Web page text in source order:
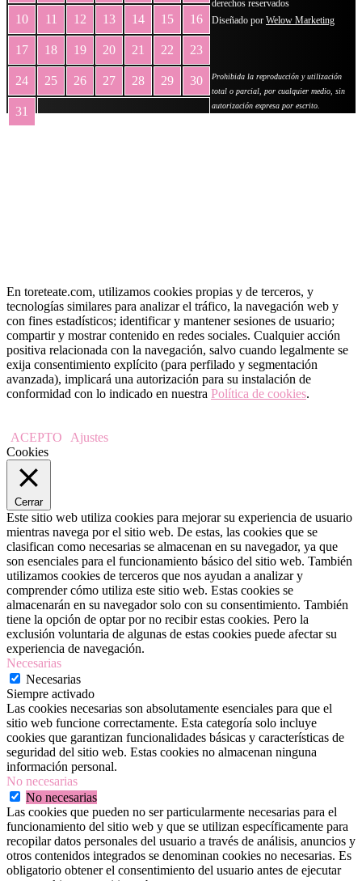
10 11 12 13 14 15 16
17 18 19 20 21 22 23
24 25 26 27 28 29 30
31
derechos reservados
Diseñado por Welow Marketing
Prohibida la reproducción y utilización
total o parcial, por cualquier medio, sin
autorización expresa por escrito.
En toreteate.com, utilizamos cookies propias y de terceros, y
tecnologías similares para analizar el tráfico, la navegación web y
con fines estadísticos; identificar y mantener sesiones de usuario;
compartir y mostrar contenido en redes sociales. Cualquier acción
positiva relacionada con la navegación, salvo cuando legalmente se
exija consentimiento explícito (para perfilado y segmentación
avanzada), implicará una autorización para su instalación de
conformidad con lo indicado en nuestra Política de cookies.
ACEPTO
Ajustes
Cookies
Cerrar
Este sitio web utiliza cookies para mejorar su experiencia de usuario
mientras navega por el sitio web. De estas, las cookies que se
clasifican como necesarias se almacenan en su navegador, ya que
son esenciales para el funcionamiento básico del sitio web. También
utilizamos cookies de terceros que nos ayudan a analizar y
comprender cómo utiliza este sitio web. Estas cookies se
almacenarán en su navegador solo con su consentimiento. También
tiene la opción de optar por no recibir estas cookies. Pero la
exclusión voluntaria de algunas de estas cookies puede afectar su
experiencia de navegación.
Necesarias
Necesarias
Siempre activado
Las cookies necesarias son absolutamente esenciales para que el
sitio web funcione correctamente. Esta categoría solo incluye
cookies que garantizan funcionalidades básicas y características de
seguridad del sitio web. Estas cookies no almacenan ninguna
información personal.
No necesarias
No necesarias
Las cookies que pueden no ser particularmente necesarias para el
funcionamiento del sitio web y que se utilizan específicamente para
recopilar datos personales del usuario a través de análisis, anuncios y
otros contenidos integrados se denominan cookies no necesarias. Es
obligatorio obtener el consentimiento del usuario antes de ejecutar